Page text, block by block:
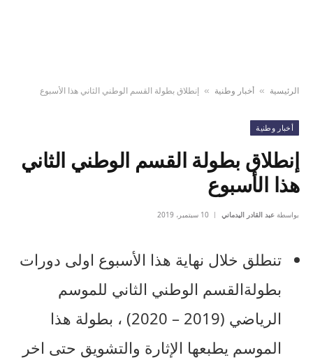
الرئيسية » أخبار وطنية » إنطلاق بطولة القسم الوطني الثاني هذا الأسبوع
أخبار وطنية
إنطلاق بطولة القسم الوطني الثاني
هذا الأسبوع
بواسطة عبد القادر اليدماني 10 سبتمبر، 2019
تنطلق خلال نهاية هذا الأسبوع اولى دورات
بطولةالقسم الوطني الثاني للموسم
الرياضي (2019 – 2020) ، بطولة هذا
الموسم يطبعها الإثارة والتشويق حتى اخر